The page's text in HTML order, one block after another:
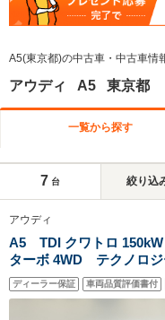
A5(東京都)の中古車・中古車情
アウディ A5 東京都
一覧から探す
7 台 絞り込
アウディ
A5 TDI クワトロ 150kW
ターボ 4WD テクノロ
ャーディスプレイ Sラ
ッケージ 5ツインスポー
ホイール パーシャル
ディーラー保証 車両品質評価書付